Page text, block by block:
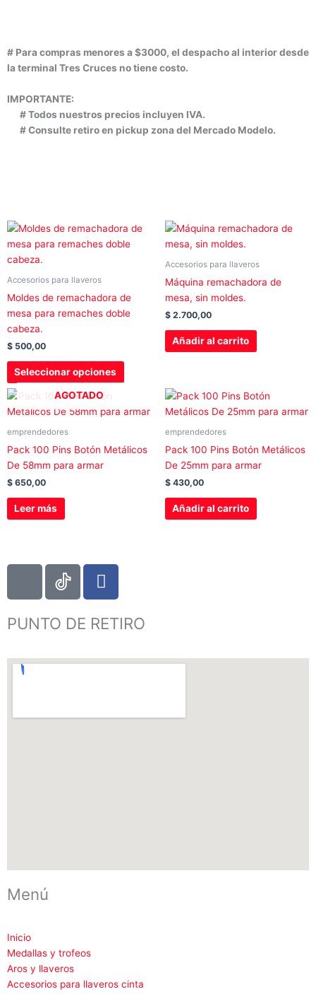
# Para compras menores a $3000, el despacho al interior desde
la terminal Tres Cruces no tiene costo.
IMPORTANTE:
# Todos nuestros precios incluyen IVA.
# Consulte retiro en pickup zona del Mercado Modelo.
Accesorios para llaveros
Moldes de remachadora de
mesa para remaches doble
cabeza.
$ 500,00
Seleccionar opciones
Este
producto
tiene
múltiples
opciones
se
pueden
elegir
en
la
página
de
producto
Accesorios para llaveros
Máquina remachadora de
mesa, sin moldes.
$ 2.700,00
Añadir al carrito
AGOTADO
emprendedores
Pack 100 Pins Botón Metálicos
De 58mm para armar
$ 650,00
Leer más
emprendedores
Pack 100 Pins Botón Metálicos
De 25mm para armar
$ 430,00
Añadir al carrito
n
i
n
t
F
a
e
o
PUNTO DE RETIRO
Menú
Inicio
Medallas y trofeos
Aros y llaveros
Accesorios para llaveros cinta